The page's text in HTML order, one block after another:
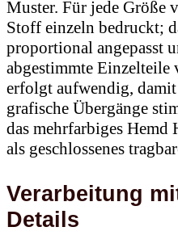
Muster. Für jede Größe
Stoff einzeln bedruckt;
proportional angepasst
abgestimmte
erfolgt aufwendig,
grafische Übergänge
das mehrfarbiges Hemd
als geschlossenes
Verarbeitung
Details